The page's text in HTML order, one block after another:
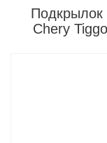
Подкрылок
Chery